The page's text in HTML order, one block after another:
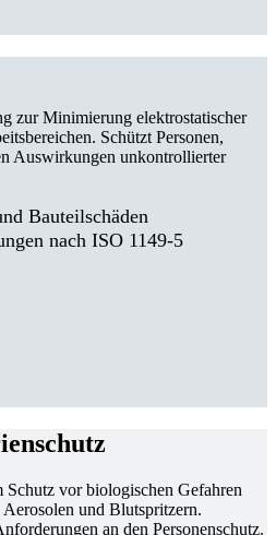
zur Minimierung elektrostatischer
Schützt Personen,
Auswirkungen unkontrollierter
Bauteilschäden
nach ISO 1149-5
vor biologischen Gefahren
und Blutspritzern.
an den Personenschutz.